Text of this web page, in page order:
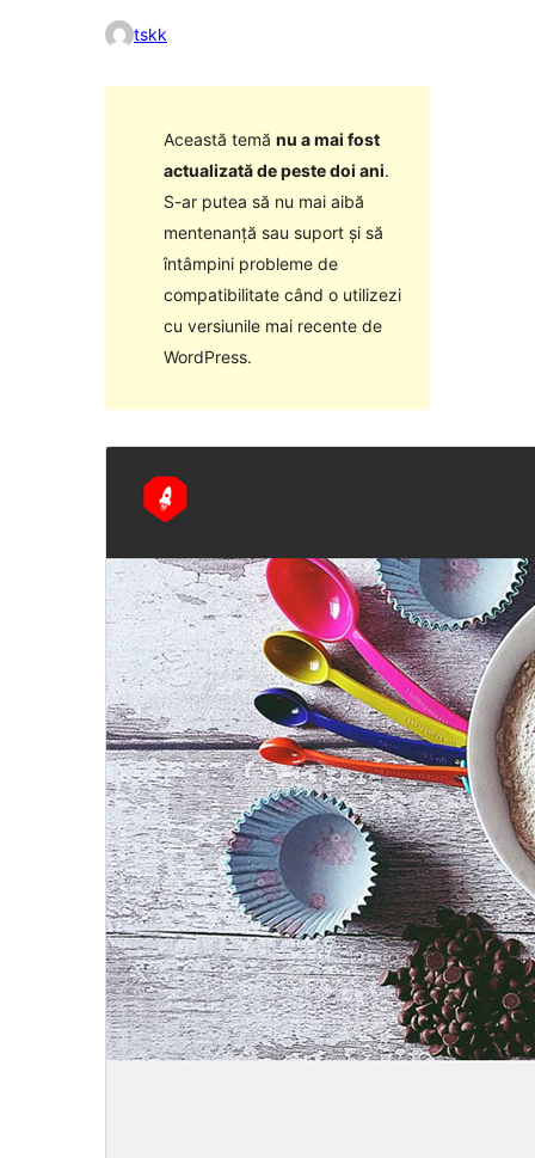
tskk
Această temă nu a mai fost
actualizată de peste doi ani.
S-ar putea să nu mai aibă
mentenanță sau suport și să
întâmpini probleme de
compatibilitate când o utilizezi
cu versiunile mai recente de
WordPress.